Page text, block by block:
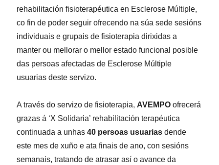
rehabilitación fisioterapéutica en Esclerose Múltiple,
co fin de poder seguir ofrecendo na súa sede sesións
individuais e grupais de fisioterapia dirixidas a
manter ou mellorar o mellor estado funcional posible
das persoas afectadas de Esclerose Múltiple
usuarias deste servizo.
A través do servizo de fisioterapia, AVEMPOofrecerá
grazas á ‘X Solidaria’ rehabilitación terapéutica
continuada a unhas40 persoas usuariasdende
este mes de xuño e ata finais de ano, con sesións
semanais, tratando de atrasar así o avance da